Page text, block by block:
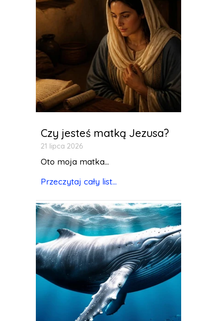
Czy jesteś matką Jezusa?
21 lipca 2026
Oto moja matka...
Przeczytaj cały list...